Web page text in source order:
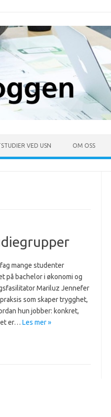
VED USN OM OSS
mange studenter
på bachelor i økonomi og
Mariluz Jennefer
som skaper trygghet,
hun jobber: konkret,
er… Les mer »